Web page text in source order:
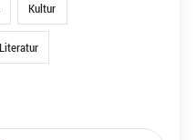
Kultur
Literatur